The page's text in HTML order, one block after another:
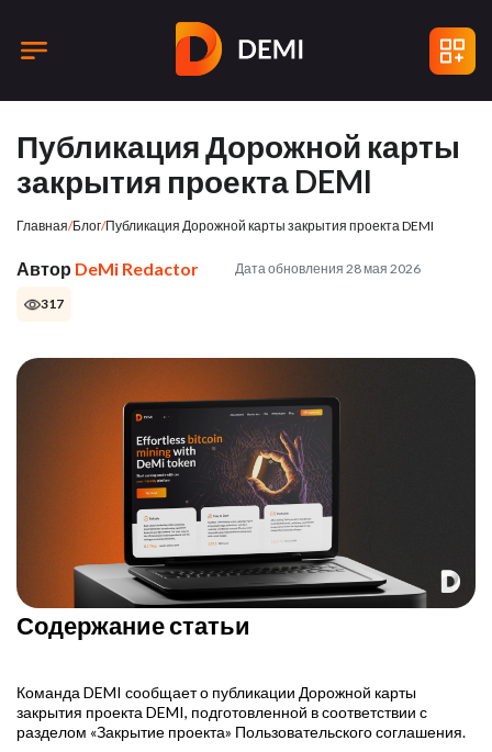
Публикация Дорожной карты
закрытия проекта DEMI
Главная/Блог/Публикация Дорожной карты закрытия проекта DEMI
Автор DeMi Redactor Дата обновления 28 мая 2026
317
Содержание статьи
Команда DEMI сообщает о публикации Дорожной карты
закрытия проекта DEMI, подготовленной в соответствии с
разделом «Закрытие проекта» Пользовательского соглашения.